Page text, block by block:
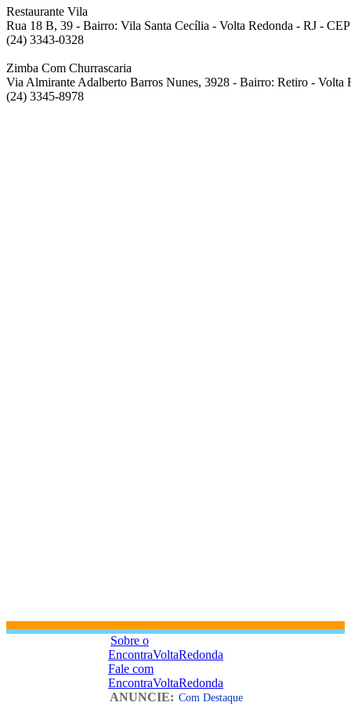
Restaurante Vila
Rua 18 B, 39 - Bairro: Vila Santa Cecília - Volta Redonda - RJ -
(24) 3343-0328
Zimba Com Churrascaria
Via Almirante Adalberto Barros Nunes, 3928 - Bairro: Retiro - Volta
(24) 3345-8978
Sobre o
EncontraVoltaRedonda
Fale com
EncontraVoltaRedonda
ANUNCIE: Com Destaque